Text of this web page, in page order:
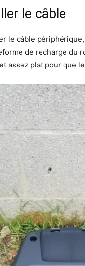
le câble
le câble
de recharge du
assez plat pour que